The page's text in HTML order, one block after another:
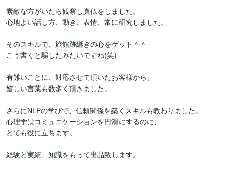
素敵な方がいたら観察し真似をしました。
心地よい話し方、動き、表情、常に研究しました。
そのスキルで、旅館跡継ぎの心をゲット＾＾
こう書くと騙したみたいですね(笑)
有難いことに、対応させて頂いたお客様から、
嬉しい言葉も数多く頂きました。
さらにNLPの学びで、信頼関係を築くスキルも教わりました。
心理学はコミュニケーションを円滑にするのに、
とても役に立ちます。
経験と実績、知識をもって出品致します。